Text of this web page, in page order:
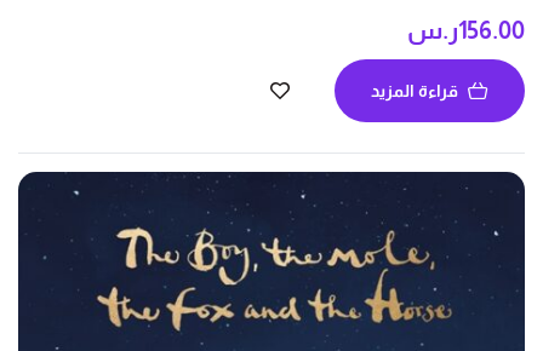
ر.س156.00
قراءة المزيد